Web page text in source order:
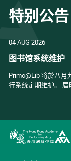
特别公告
04 AUG 2026
图书馆系统维护
Primo@Lib 将於八月
行系统定期维护。